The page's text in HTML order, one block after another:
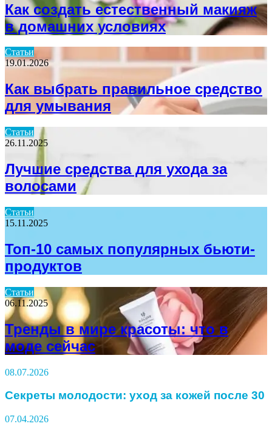
Как создать естественный макияж
в домашних условиях
Статьи
19.01.2026
Как выбрать правильное средство
для умывания
Статьи
26.11.2025
Лучшие средства для ухода за
волосами
Статьи
15.11.2025
Топ-10 самых популярных бьюти-
продуктов
Статьи
06.11.2025
Тренды в мире красоты: что в
моде сейчас
08.07.2026
Секреты молодости: уход за кожей после 30
07.04.2026